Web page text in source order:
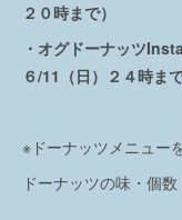
２０時まで）
・オグドーナッツ
６/11（日）２４時まで
※ドーナッツメニュー
ドーナッツの味・個